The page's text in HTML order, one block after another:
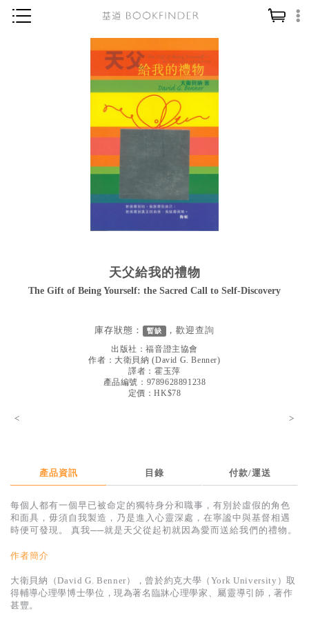
神學／教義
讀經／研經
信仰入門
靈修／禱告
信徒生活
哲學／宗教比較
見證／傳記
得獎作品推介
中文二手書
電子書
天父給我的禮物
The Gift of Being Yourself: the Sacred Call to Self-Discovery
庫存狀態： 暫缺 ，歡迎查詢
出版社：福音證主協會
作者： 大衛貝納 (David G. Benner)
譯者： 霍玉萍
產品編號：9789628891238
定價：HK$78
< >
產品資訊 目錄 付款/運送
每個人都有一個早已被命定的獨特身分和職事，有別於虛假的角色
和面具，毋須自我製造，乃是進入心靈深處，在寧謐中與基督相遇
時便可發現。 真我──就是天父從起初就因為愛而送給我們的禮物。
作者簡介
大衛貝納（David G. Benner），曾於約克大學（York University）取
得輔導心理學博士學位，現為著名臨牀心理學家、屬靈導引師，著作
甚豐。